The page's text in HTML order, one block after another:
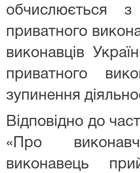
обчислюється
приватного
виконавців
приватного
зупинення
Відповідно до
«Про
виконавець